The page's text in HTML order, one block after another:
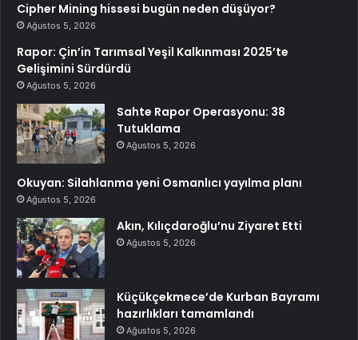
Cipher Mining hissesi bugün neden düşüyor?
Ağustos 5, 2026
Rapor: Çin’in Tarımsal Yeşil Kalkınması 2025’te
Gelişimini Sürdürdü
Ağustos 5, 2026
Sahte Rapor Operasyonu: 38
Tutuklama
Ağustos 5, 2026
Okuyan: Silahlanma yeni Osmanlıcı yayılma planı
Ağustos 5, 2026
Akın, Kılıçdaroğlu’nu Ziyaret Etti
Ağustos 5, 2026
Küçükçekmece’de Kurban Bayramı
hazırlıkları tamamlandı
Ağustos 5, 2026